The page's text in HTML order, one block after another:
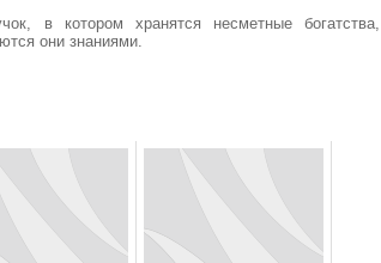
в котором хранятся несметные богатства,
они знаниями.